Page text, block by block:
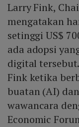
Larry Fink,
mengatakan
setinggi US$
ada adopsi
digital
Fink ketika
buatan (AI)
wawancara
Economic